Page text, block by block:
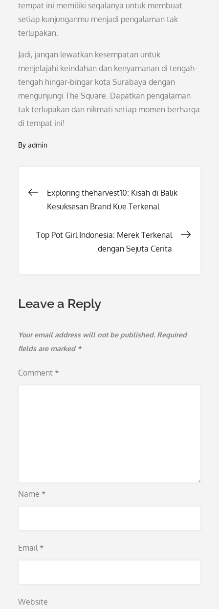
tempat ini memiliki segalanya untuk membuat
setiap kunjunganmu menjadi pengalaman tak
terlupakan.
Jadi, jangan lewatkan kesempatan untuk
menjelajahi keindahan dan kenyamanan di tengah-
tengah hingar-bingar kota Surabaya dengan
mengunjungi The Square. Dapatkan pengalaman
tak terlupakan dan nikmati setiap momen berharga
di tempat ini!
Byadmin
Post
Exploring theharvest10: Kisah di Balik
Kesuksesan Brand Kue Terkenal
Top Pot Girl Indonesia: Merek Terkenal
dengan Sejuta Cerita
Leave a Reply
Your email address will not be published. Required
fields are marked *
Comment *
Name *
Email *
Website